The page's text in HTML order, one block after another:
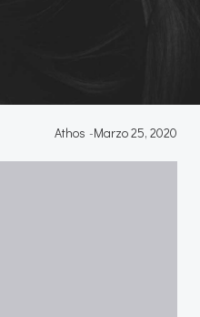
Athos -Marzo 25, 2020